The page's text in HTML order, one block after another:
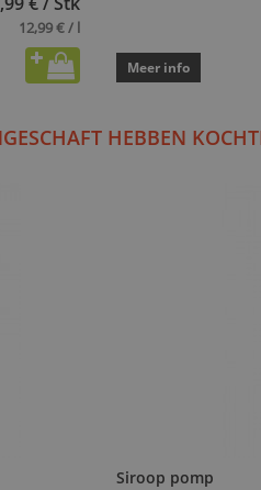
12,99 € / l
Meer info
HEBBEN
Siroop pomp